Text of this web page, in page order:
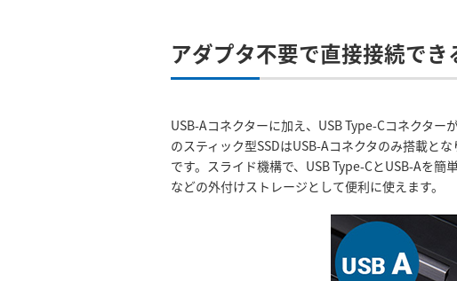
アダプタ不要で直接接続でき
USB-Aコネクターに加え、USB Type-Cコネクタ
のスティック型SSDはUSB-Aコネクタのみ搭載と
です。スライド機構で、USB Type-CとUSB-Aを
などの外付けストレージとして便利に使えます。